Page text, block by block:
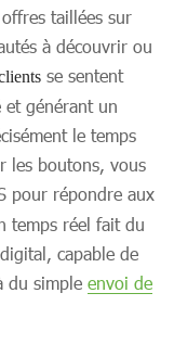
taillées sur
à découvrir ou
se sentent
générant un
le temps
les boutons, vous
pour répondre aux
temps réel fait du
capable de
du simple envoi de